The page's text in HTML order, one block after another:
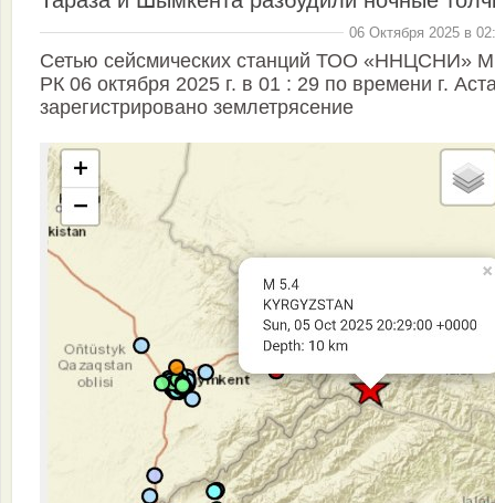
06 Октября 2025 в
Cетью сейсмических станций ТОО «ННЦСНИ»
РК 06 октября 2025 г. в 01 : 29 по времени г.
зарегистрировано землетрясение